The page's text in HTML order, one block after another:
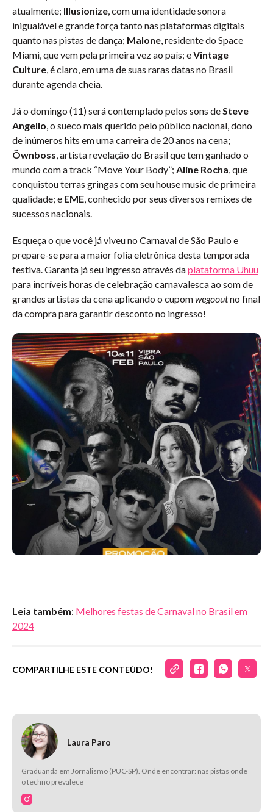
atualmente; Illusionize, com uma identidade sonora
inigualável e grande força tanto nas plataformas digitais
quanto nas pistas de dança; Malone, residente do Space
Miami, que vem pela primeira vez ao país; eVintage
Culture, é claro, em uma de suas raras datas no Brasil
durante agenda cheia.
Já o domingo (11) será contemplado pelos sons deSteve
Angello, o sueco mais querido pelo público nacional, dono
de inúmeros hits em uma carreira de 20 anos na cena;
Öwnboss, artista revelação do Brasil que tem ganhado o
mundo com a track “Move Your Body”; Aline Rocha, que
conquistou terras gringas com seu house music de primeira
qualidade; e EME, conhecido por seus diversos remixes de
sucessos nacionais.
Esqueça o que você já viveu no Carnaval de São Paulo e
prepare-se para a maior folia eletrônica desta temporada
festiva. Garanta já seu ingresso através daplataforma Uhuu
para incríveis horas de celebração carnavalesca ao som de
grandes artistas da cena aplicando o cupomwegooutno final
da compra para garantir desconto no ingresso!
Leia também: Melhores festas de Carnaval no Brasil em
2024
COMPARTILHE ESTE CONTEÚDO!
Laura Paro
Graduanda em Jornalismo (PUC-SP). Onde encontrar: nas pistas onde
o techno prevalece